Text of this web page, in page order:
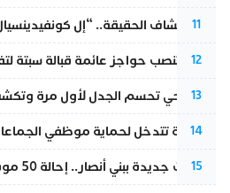
11
بعد انكشاف الحقيقة.. “إل
12
إسبانيا تنصب حواجز عائمة قبالة سبتة
13
نورا فتحي تحسم الجدل لأول مرة
14
الداخلية تتدخل لحماية موظفي
15
تطورات جديدة ببني أنصار.. إحالة 50 موقوفاً على العدالة ومتابعات بتهم ثقيلة